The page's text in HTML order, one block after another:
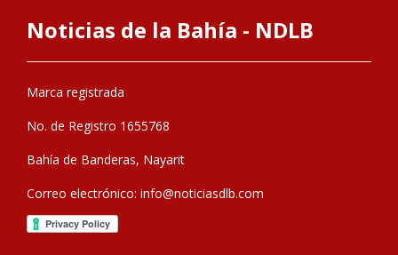
Noticias de la Bahía - NDLB
Marca registrada
No. de Registro 1655768
Bahía de Banderas, Nayarit
Correo electrónico: info@noticiasdlb.com